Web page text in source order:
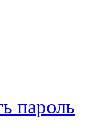
пароль